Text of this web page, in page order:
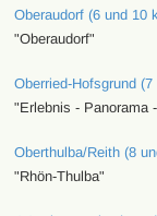
Oberaudorf (6 und 10
"Oberaudorf"
Oberried-Hofsgrund
"Erlebnis - Panorama
Oberthulba/Reith (8
"Rhön-Thulba"